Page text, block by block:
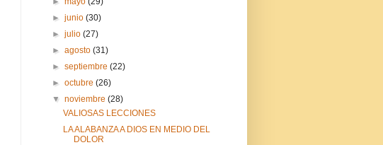
►junio(30)
►julio(27)
►agosto(31)
►septiembre(22)
►octubre(26)
▼noviembre(28)
VALIOSAS LECCIONES
LA ALABANZA A DIOS EN MEDIO DEL
DOLOR